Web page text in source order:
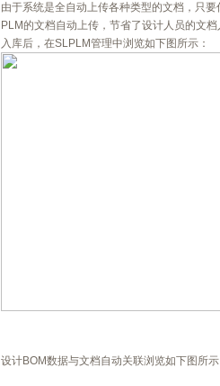
由于系统是全自动上传各种类型的文档，只
PLM的文档自动上传，节省了设计人员的文
入库后，在SLPLM管理中浏览如下图所示：
设计BOM数据与文档自动关联浏览如下图所